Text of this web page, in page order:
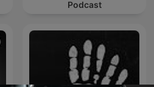
Podcast